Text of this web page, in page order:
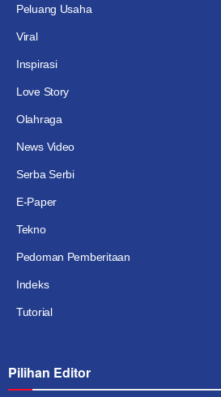
Peluang Usaha
Viral
Inspirasi
Love Story
Olahraga
News Video
Serba Serbi
E-Paper
Tekno
Pedoman Pemberitaan
Indeks
Tutorial
Pilihan Editor